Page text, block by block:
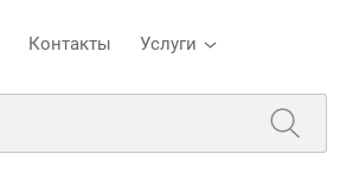
Контакты Услуги